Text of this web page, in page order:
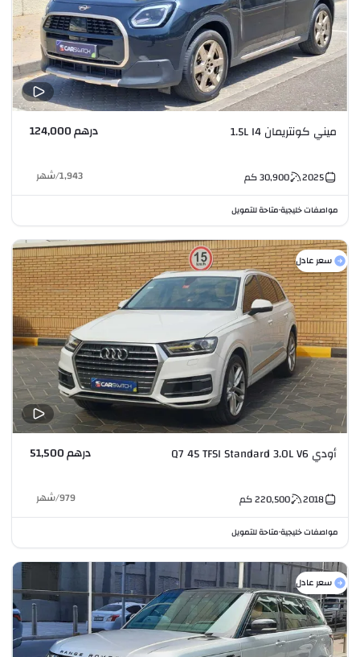
ميني كونتريمان 1.5L I4 درهم 124,000
2025
30,900كم 1,943
/شهر
مواصفات خليجية•متاحة للتمويل
سعر عادل
أودي Q7 45 TFSI Standard 3.0L V6 درهم 51,500
2018
220,500كم 979
/شهر
مواصفات خليجية•متاحة للتمويل
سعر عادل